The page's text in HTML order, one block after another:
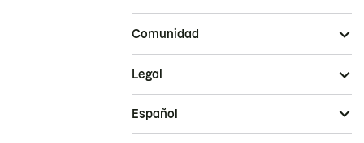
Comunidad
Legal
Español